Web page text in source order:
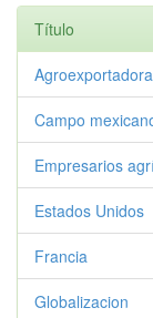
Título
Campo
Empresarios
Estados Unidos
Francia
Globalizacion